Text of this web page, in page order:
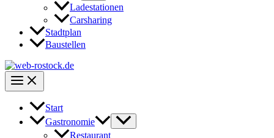
Ladestationen
Carsharing
Stadtplan
Baustellen
Start
Gastronomie
Restaurant